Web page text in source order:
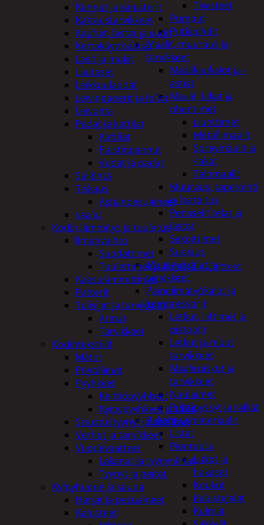
Tiivisteet
Pumput
Putkipihdit
Maalit, muuraus ja
tarvikkeet
Maalikaukalot ja -
astiat
Maalit, lakat ja
ohentimet
Liuottimet
Metallimaalit
Spraymaalit ja
-lakat
Talomaalit
Muuraus, tapetointi
ja laatoitus
Pensselit telat ja
lastat
Sekoittimet
Suojaus
Muut työkalut ja
tarvikkeet
Paineilmatyökalut ja
kompressorit
Letkut, liittimet ja
pistoolit
Letkut ja muut
tarvikkeet
Maaliruiskut ja
tarvikkeet
Naulaimet
Pulttipyssyt ja räikät
Rakennusmateriaalit
Listat
Pienrauta
Lukot ja
hakaset
Koukut
Kalustejalat
Kulmat
Kannut ja kanisterit
Kattaustarvikkeet
Kauhat, lastat ja sudit
Kertakäyttöastiat
Lasit ja mukit
Lautaset
Leikkuulaudat
Leivinpaperit ja foliot
Leivonta
Padat ja kattilat
Kattilat
Paistinpannut
Vuoat ja padat
Säilöntä
Tiskaus
Astianpesuaineet
vaa'at
Kodin lämmitys ja tuuletus
Ilmanvaihto
Suodattimet
Tuulettimet ja Ilmastointilaitteet
Kaasulämmittimet
Patterit
Tulisijat ja tarvikkeet
Arinat
Tarvikkeet
Kodintekstiilit
Matot
Pöytäliinat
Pyyhkeet
Keittiöpyyhkeet
Kylpypyyhkeet ja takit
Sisustustyynyt ja päälliset
Verhot ja tarvikkeet
Vuodevaatteet
Lakanat ja tyynynlinat
Tyynyt ja peitot
Kylpyhuone ja sauna
Harjat ja pesuaineet
Kalusteet